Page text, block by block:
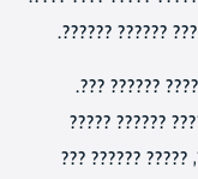
??? ?????? ?????
????? ????? ????? ?? 2014
?????? ?????
????. ???? ????